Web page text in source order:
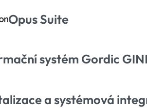
Opus Suite
systém Gordic
a systémová